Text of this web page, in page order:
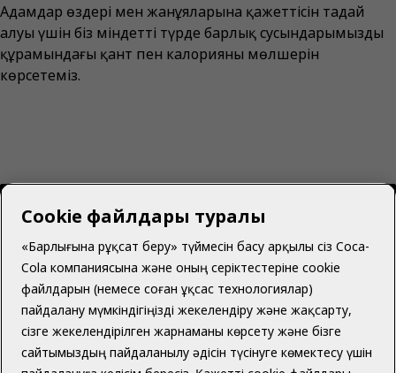
Адамдар өздері мен жанұяларына қажеттісін таңдай
алуы үшін біз міндетті түрде барлық сусындарымыздың
құрамындағы қант пен калорияның мөлшерін
көрсетеміз.
Қазақстан | Қазақ
Біз туралы
Cookie файлдары туралы
«Барлығына рұқсат беру» түймесін басу арқылы сіз Coca-
Cola компаниясына және оның серіктестеріне cookie
файлдарын (немесе соған ұқсас технологиялар)
пайдалану мүмкіндігіңізді жекелендіру және жақсарту,
сізге жекелендірілген жарнаманы көрсету және бізге
сайтымыздың пайдаланылу әдісін түсінуге көмектесу үшін